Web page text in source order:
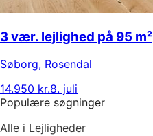
3 vær. lejlighed på 95 m²
Søborg, Rosendal
14.950 kr.8. juli
Populære søgninger
Alle i Lejligheder